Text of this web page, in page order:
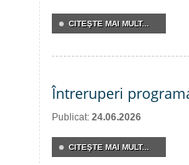
CITEŞTE MAI MULT...
Întreruperi
Publicat: 24.06.2026
CITEŞTE MAI MULT...